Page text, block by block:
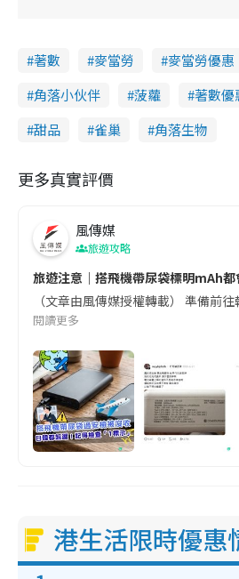
著數 麥當勞 麥當勞優惠
角落小伙伴
菠蘿 著數優
甜品
雀巢 角落生物
更多真實評價
風傳媒
旅遊攻略
旅遊注意｜搭飛機帶尿袋標明mAh
（文章由風傳媒授權轉載） 準備
閱讀更多
港生活限時優惠